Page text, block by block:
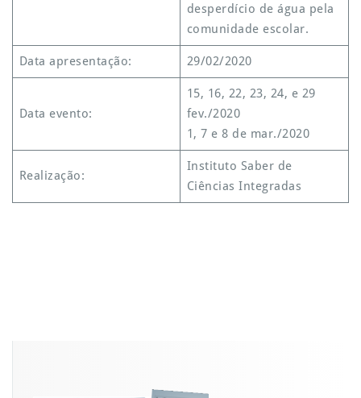
desperdício de água pela
comunidade escolar.
Data apresentação: 29/02/2020
Data evento:
15, 16, 22, 23, 24, e 29
fev./2020
1, 7 e 8 de mar./2020
Realização:
Instituto Saber de
Ciências Integradas